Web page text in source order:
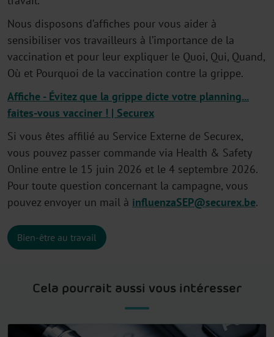
Nous disposons d’affiches pour vous aider à
sensibiliser vos travailleurs à l’importance de la
vaccination et pour leur expliquer le Quoi, Qui, Quand,
Où et Pourquoi de la vaccination contre la grippe.
Affiche - Évitez que la grippe dicte votre planning...
faites-vous vacciner ! | Securex
Si vous êtes affilié au Service Externe de Securex,
vous pouvez passer commande via Health & Safety
Online entre le 15 juin 2026 et le 4 septembre 2026.
Pour toute question concernant la campagne, vous
pouvez envoyer un mail à influenzaSEP@securex.be.
Bien-être au travail
Cela pourrait aussi vous intéresser